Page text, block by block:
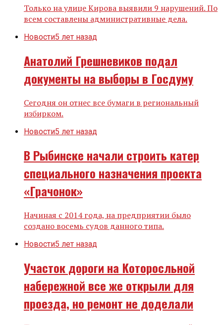
Только на улице Кирова выявили 9 нарушений. По
всем составлены административные дела.
Новости5 лет назад
Анатолий Грешневиков подал
документы на выборы в Госдуму
Сегодня он отнес все бумаги в региональный
избирком.
Новости5 лет назад
В Рыбинске начали строить катер
специального назначения проекта
«Грачонок»
Начиная с 2014 года, на предприятии было
создано восемь судов данного типа.
Новости5 лет назад
Участок дороги на Которосльной
набережной все же открыли для
проезда, но ремонт не доделали